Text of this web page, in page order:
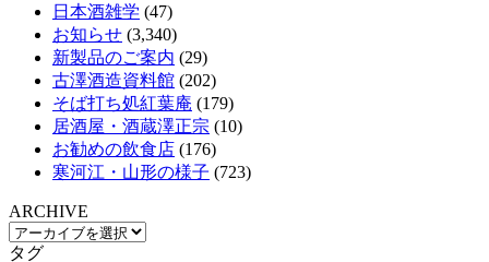
日本酒雑学 (47)
お知らせ (3,340)
新製品のご案内 (29)
古澤酒造資料館 (202)
そば打ち処紅葉庵 (179)
居酒屋・酒蔵澤正宗 (10)
お勧めの飲食店 (176)
寒河江・山形の様子 (723)
ARCHIVE
タグ